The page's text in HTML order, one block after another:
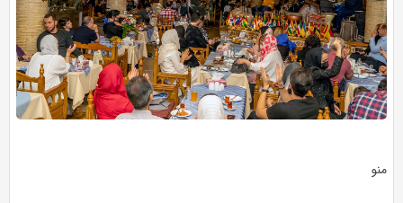
منو